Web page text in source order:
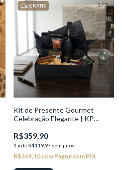
1/3
GRÁTIS
Kit de Presente Gourmet
Celebração Elegante | KP
R$359,90
3 xde R$119,97 sem juros
R$349,10com Pague com PIX